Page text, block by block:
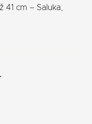
cm – Saluka,